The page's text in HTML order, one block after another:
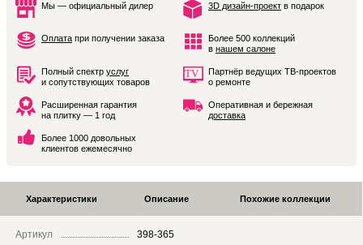
Мы — официальный дилер 3D дизайн-проект в подарок
Оплата при получении заказа
Более 500 коллекций
в нашем салоне
Полный спектр услуг
и сопутствующих товаров
Партнёр ведущих ТВ-проектов
о ремонте
Расширенная гарантия
на плитку — 1 год
Оперативная и бережная
доставка
Более 1000 довольных
клиентов ежемесячно
Характеристики Описание Похожие коллекции
Артикул
398-365